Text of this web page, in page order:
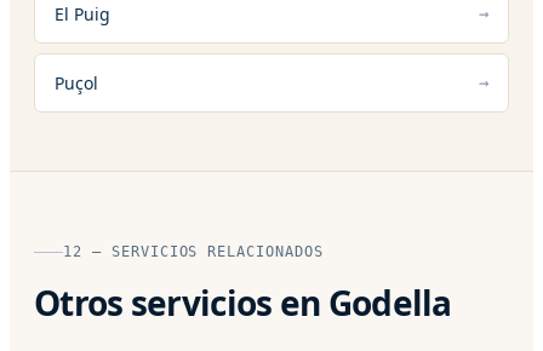
El Puig
Puçol
12 — SERVICIOS RELACIONADOS
Otros servicios en Godella